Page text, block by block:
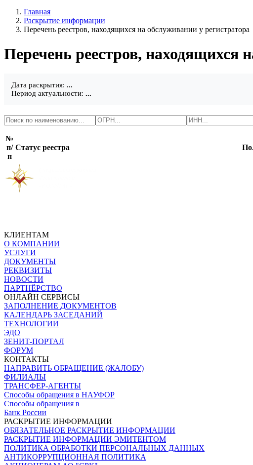
Главная
Раскрытие информации
Перечень реестров, находящихся на обслуживании у регистратора
Перечень реестров, находящихся
Дата раскрытия: ...
Период актуальности: ...
№
п/
п
Статус реестра
КЛИЕНТАМ
О КОМПАНИИ
УСЛУГИ
ДОКУМЕНТЫ
РЕКВИЗИТЫ
НОВОСТИ
ПАРТНЁРСТВО
ОНЛАЙН СЕРВИСЫ
ЗАПОЛНЕНИЕ ДОКУМЕНТОВ
КАЛЕНДАРЬ ЗАСЕДАНИЙ
ТЕХНОЛОГИИ
ЭДО
ЗЕНИТ-ПОРТАЛ
ФОРУМ
КОНТАКТЫ
НАПРАВИТЬ ОБРАЩЕНИЕ (ЖАЛОБУ)
ФИЛИАЛЫ
ТРАНСФЕР-АГЕНТЫ
Способы обращения в НАУФОР
Способы обращения в
Банк России
РАСКРЫТИЕ ИНФОРМАЦИИ
ОБЯЗАТЕЛЬНОЕ РАСКРЫТИЕ ИНФОРМАЦИИ
РАСКРЫТИЕ ИНФОРМАЦИИ ЭМИТЕНТОМ
ПОЛИТИКА ОБРАБОТКИ ПЕРСОНАЛЬНЫХ ДАННЫХ
АНТИКОРРУПЦИОННАЯ ПОЛИТИКА